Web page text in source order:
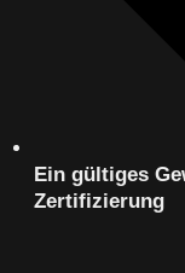
Ein gültiges
Zertifizierung